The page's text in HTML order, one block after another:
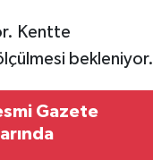
Kentte
bekleniyor.
Gazete